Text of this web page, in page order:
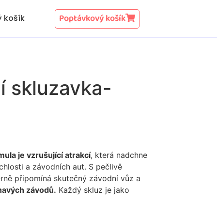
košík Poptávkový košík
skluzavka-
je vzrušující atrakcí, která nadchne
a závodních aut. S pečlivě
připomíná skutečný závodní vůz a
závodů. Každý skluz je jako